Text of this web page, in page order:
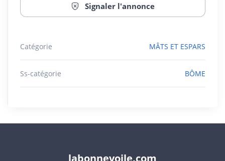
Signaler l'annonce
Catégorie MÂTS ET ESPARS
Ss-catégorie BÔME